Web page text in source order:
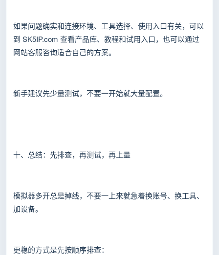
如果问题确实和连接环境、工具选择、使用入口有关，可以
到 SK5IP.com 查看产品库、教程和试用入口，也可以通过
网站客服咨询适合自己的方案。
新手建议先少量测试，不要一开始就大量配置。
十、总结：先排查，再测试，再上量
模拟器多开总是掉线，不要一上来就急着换账号、换工具、
加设备。
更稳的方式是先按顺序排查：